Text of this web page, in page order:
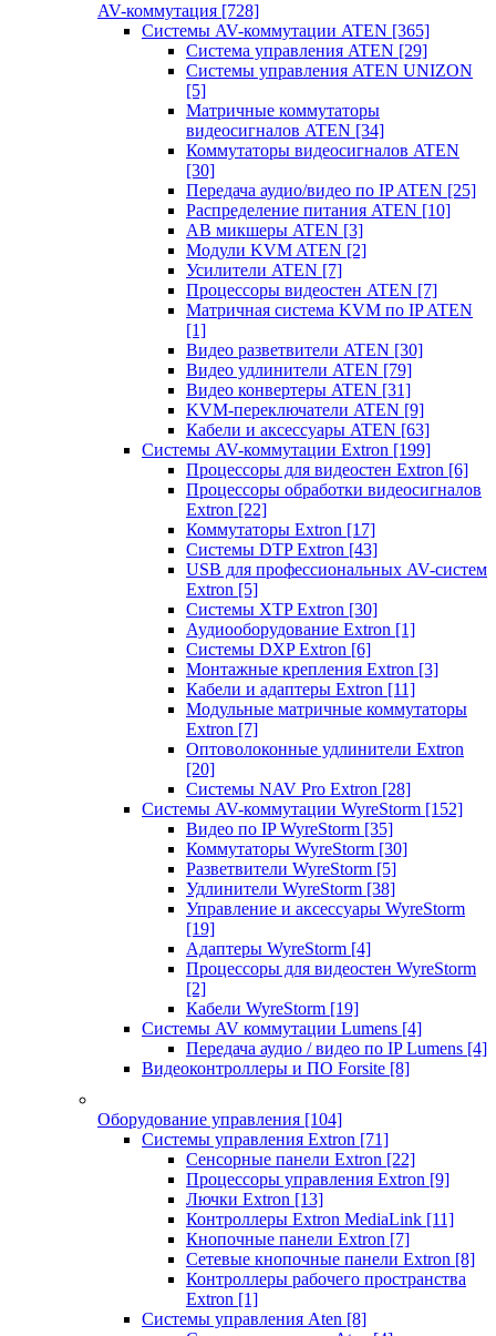
AV-коммутация [728]
Системы AV-коммутации ATEN [365]
Система управления ATEN [29]
Системы управления ATEN UNIZON
[5]
Матричные коммутаторы
видеосигналов ATEN [34]
Коммутаторы видеосигналов ATEN
[30]
Передача аудио/видео по IP ATEN [25]
Распределение питания ATEN [10]
АВ микшеры ATEN [3]
Модули KVM ATEN [2]
Усилители ATEN [7]
Процессоры видеостен ATEN [7]
Матричная система KVM по IP ATEN
[1]
Видео разветвители ATEN [30]
Видео удлинители ATEN [79]
Видео конвертеры ATEN [31]
KVM-переключатели ATEN [9]
Кабели и аксессуары ATEN [63]
Системы AV-коммутации Extron [199]
Процессоры для видеостен Extron [6]
Процессоры обработки видеосигналов
Extron [22]
Коммутаторы Extron [17]
Системы DTP Extron [43]
USB для профессиональных AV-систем
Extron [5]
Системы XTP Extron [30]
Аудиооборудование Extron [1]
Системы DXP Extron [6]
Монтажные крепления Extron [3]
Кабели и адаптеры Extron [11]
Модульные матричные коммутаторы
Extron [7]
Оптоволоконные удлинители Extron
[20]
Системы NAV Pro Extron [28]
Системы AV-коммутации WyreStorm [152]
Видео по IP WyreStorm [35]
Коммутаторы WyreStorm [30]
Разветвители WyreStorm [5]
Удлинители WyreStorm [38]
Управление и аксессуары WyreStorm
[19]
Адаптеры WyreStorm [4]
Процессоры для видеостен WyreStorm
[2]
Кабели WyreStorm [19]
Системы AV коммутации Lumens [4]
Передача аудио / видео по IP Lumens [4]
Видеоконтроллеры и ПО Forsite [8]
Оборудование управления [104]
Системы управления Extron [71]
Сенсорные панели Extron [22]
Процессоры управления Extron [9]
Лючки Extron [13]
Контроллеры Extron MediaLink [11]
Кнопочные панели Extron [7]
Сетевые кнопочные панели Extron [8]
Контроллеры рабочего пространства
Extron [1]
Системы управления Aten [8]